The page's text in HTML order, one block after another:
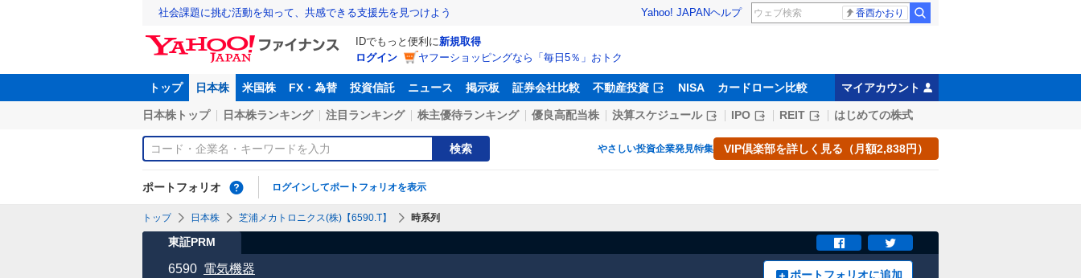
社会課題に挑む活動を知って、共感できる支援先を見つけよう Yahoo! JAPANヘルプ 香西かおり
IDでもっと便利に新規取得
ログイン
ヤフーショッピングなら「毎日5％」おトク
トップ 日本株 米国株 FX・為替 投資信託 ニュース 掲示板 証券会社比較 不動産投資 NISA カードローン比較 マイアカウント
日本株トップ 日本株ランキング 注目ランキング 株主優待ランキング 優良高配当株 決算スケジュール IPO REIT はじめての株式
検索 やさしい投資企業発見特集 VIP倶楽部を詳しく見る（月額2,838円）
ポートフォリオ ログインしてポートフォリオを表示
トップ 日本株 芝浦メカトロニクス(株)【6590.T】 時系列
東証PRM
6590 電気機器 ポートフォリオに追加